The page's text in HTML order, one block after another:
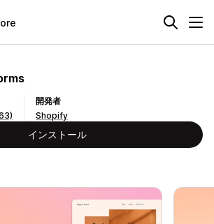
開発者
Shopify
インストール